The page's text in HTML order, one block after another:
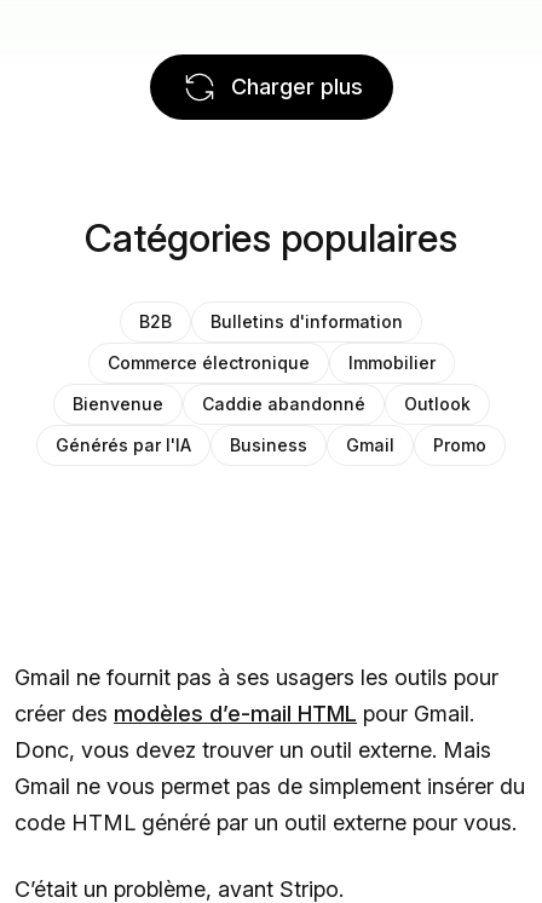
Charger plus
Catégories populaires
B2B
Bulletins d'information
Commerce électronique
Immobilier
Bienvenue
Caddie abandonné
Outlook
Générés par l'IA
Business Gmail Promo
Gmail ne fournit pas à ses usagers les outils pour
créer des modèles d’e-mail HTML pour Gmail.
Donc, vous devez trouver un outil externe. Mais
Gmail ne vous permet pas de simplement insérer du
code HTML généré par un outil externe pour vous.
C’était un problème, avant Stripo.